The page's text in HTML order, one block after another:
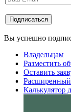
Вы успешно
Владельцам
Разместить
Оставить
Калькулятор